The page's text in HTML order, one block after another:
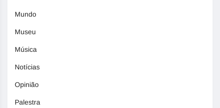
Mundo
Museu
Música
Notícias
Opinião
Palestra